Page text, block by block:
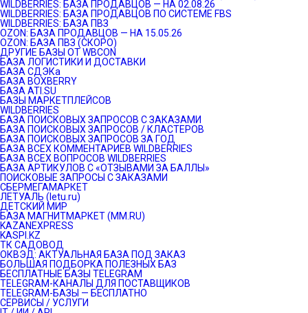
WILDBERRIES: БАЗА ПРОДАВЦОВ — НА 02.08.26
WILDBERRIES: БАЗА ПРОДАВЦОВ ПО СИСТЕМЕ FBS
WILDBERRIES: БАЗА ПВЗ
OZON: БАЗА ПРОДАВЦОВ — НА 15.05.26
OZON: БАЗА ПВЗ (СКОРО)
ДРУГИЕ БАЗЫ ОТ WBCON
БАЗА ЛОГИСТИКИ И ДОСТАВКИ
БАЗА СДЭКа
БАЗА BOXBERRY
БАЗА ATI.SU
БАЗЫ МАРКЕТПЛЕЙСОВ
WILDBERRIES
БАЗА ПОИСКОВЫХ ЗАПРОСОВ С ЗАКАЗАМИ
БАЗА ПОИСКОВЫХ ЗАПРОСОВ / КЛАСТЕРОВ
БАЗА ПОИСКОВЫХ ЗАПРОСОВ ЗА ГОД
БАЗА ВСЕХ КОММЕНТАРИЕВ WILDBERRIES
БАЗА ВСЕХ ВОПРОСОВ WILDBERRIES
БАЗА АРТИКУЛОВ С «ОТЗЫВАМИ ЗА БАЛЛЫ»
ПОИСКОВЫЕ ЗАПРОСЫ С ЗАКАЗАМИ
СБЕРМЕГАМАРКЕТ
ЛЕТУАЛЬ (letu.ru)
ДЕТСКИЙ МИР
БАЗА МАГНИТМАРКЕТ (MM.RU)
KAZANEXPRESS
KASPI.KZ
ТК САДОВОД
ОКВЭД: АКТУАЛЬНАЯ БАЗА ПОД ЗАКАЗ
БОЛЬШАЯ ПОДБОРКА ПОЛЕЗНЫХ БАЗ
БЕСПЛАТНЫЕ БАЗЫ TELEGRAM
TELEGRAM-КАНАЛЫ ДЛЯ ПОСТАВЩИКОВ
TELEGRAM-БАЗЫ — БЕСПЛАТНО
СЕРВИСЫ / УСЛУГИ